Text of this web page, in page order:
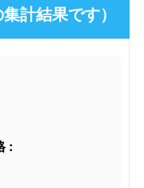
計結果です）
: